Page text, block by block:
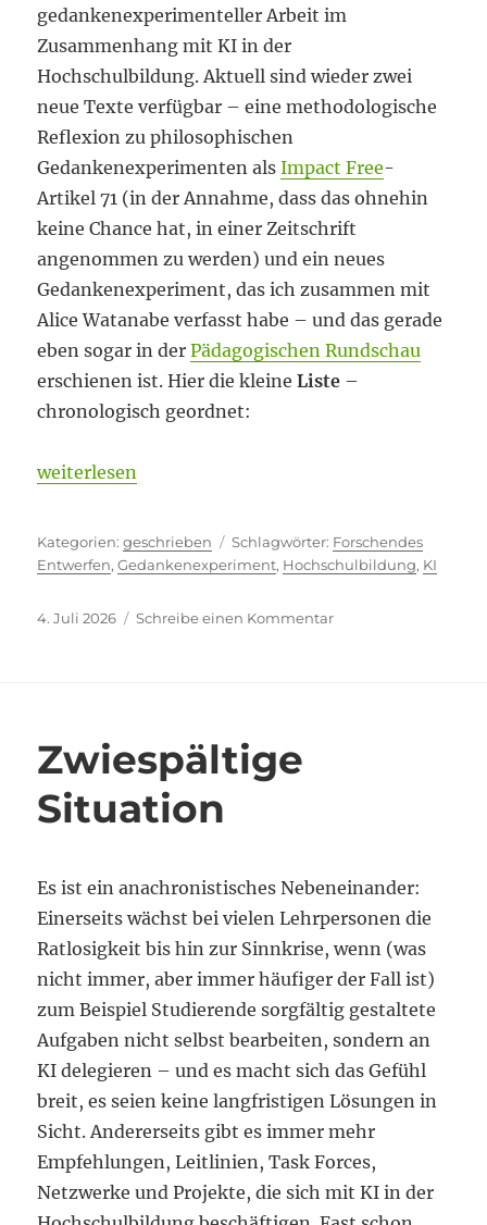
gedankenexperimenteller Arbeit im
Zusammenhang mit KI in der
Hochschulbildung. Aktuell sind wieder zwei
neue Texte verfügbar – eine methodologische
Reflexion zu philosophischen
Gedankenexperimenten alsImpact Free-
Artikel 71 (in der Annahme, dass das ohnehin
keine Chance hat, in einer Zeitschrift
angenommen zu werden) und ein neues
Gedankenexperiment, das ich zusammen mit
Alice Watanabe verfasst habe – und das gerade
eben sogar in derPädagogischen Rundschau
erschienen ist. Hier die kleineListe –
chronologisch geordnet:
„Stellen wir uns vor, ….“
weiterlesen
Kategorien
geschrieben Schlagwörter
Forschendes
Entwerfen,Gedankenexperiment, Hochschulbildung, KI
Veröffentlicht
4. Juli 2026 Schreibe einen Kommentarzu
Zwiespältige
Situation
Es ist ein anachronistisches Nebeneinander:
Einerseits wächst bei vielen Lehrpersonen die
Ratlosigkeit bis hin zur Sinnkrise, wenn (was
nicht immer, aber immer häufiger der Fall ist)
zum Beispiel Studierende sorgfältig gestaltete
Aufgaben nicht selbst bearbeiten, sondern an
KI delegieren – und es macht sich das Gefühl
breit, es seien keine langfristigen Lösungen in
Sicht. Andererseits gibt es immer mehr
Empfehlungen, Leitlinien, Task Forces,
Netzwerke und Projekte, die sich mit KI in der